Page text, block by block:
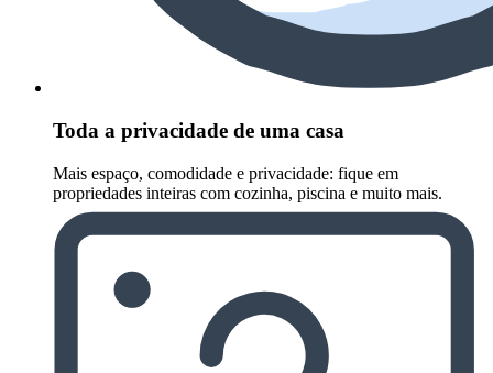
Toda a privacidade de uma casa
Mais espaço, comodidade e privacidade: fique em
propriedades inteiras com cozinha, piscina e muito mais.